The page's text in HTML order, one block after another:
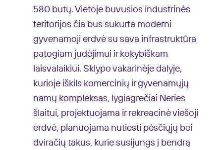
580 butų. Vietoje buvusios industrinės
teritorijos čia bus sukurta moderni
gyvenamoji erdvė su sava infrastruktūra
patogiam judėjimui ir kokybiškam
laisvalaikiui. Sklypo vakarinėje dalyje,
kurioje iškils komercinių ir gyvenamųjų
namų kompleksas, lygiagrečiai Neries
šlaitui, projektuojama ir rekreacinė viešoji
erdvė, planuojama nutiesti pėsčiųjų bei
dviračių takus, kurie susijungs į bendrą